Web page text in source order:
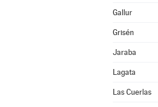
Gallur
Grisén
Jaraba
Lagata
Las Cuerlas